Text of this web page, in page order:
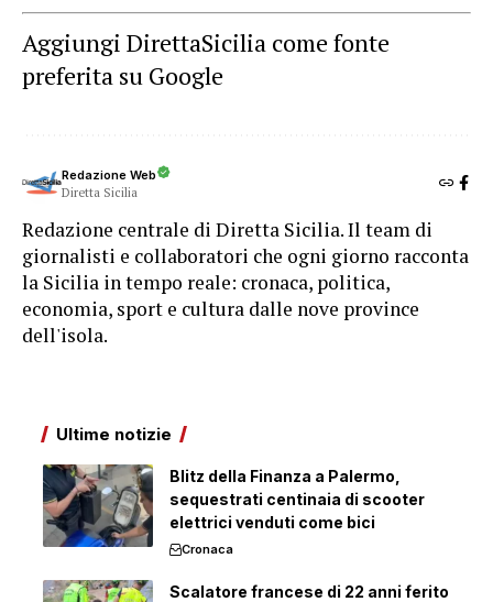
Aggiungi DirettaSicilia come fonte
preferita su Google
Redazione Web
Diretta Sicilia
Redazione centrale di Diretta Sicilia. Il team di
giornalisti e collaboratori che ogni giorno racconta
la Sicilia in tempo reale: cronaca, politica,
economia, sport e cultura dalle nove province
dell'isola.
Ultime notizie
Blitz della Finanza a Palermo,
sequestrati centinaia di scooter
elettrici venduti come bici
Cronaca
Scalatore francese di 22 anni ferito